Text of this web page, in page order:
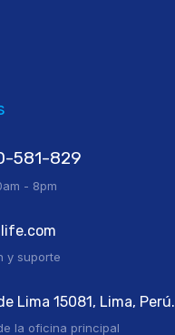
581-829
- 8pm
y suporte
Lima 15081, Lima, Perú.
la oficina principal